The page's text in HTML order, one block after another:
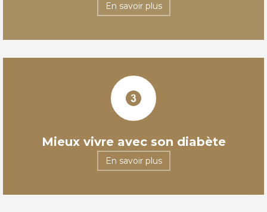
En savoir plus
Mieux vivre avec son diabète
En savoir plus